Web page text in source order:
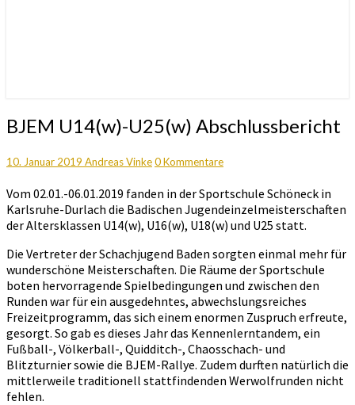
BJEM
U14(w)-
Abschlussbericht
BJEM U14(w)-U25(w) Abschlussbericht
10. Januar 2019 Andreas VinkeKommentare
0 Kommentare
Vom 02.01.-06.01.2019 fanden in der Sportschule Schöneck in
Karlsruhe-Durlach die Badischen Jugendeinzelmeisterschaften
der Altersklassen U14(w), U16(w), U18(w) und U25 statt.
Die Vertreter der Schachjugend Baden sorgten einmal mehr für
wunderschöne Meisterschaften. Die Räume der Sportschule
boten hervorragende Spielbedingungen und zwischen den
Runden war für ein ausgedehntes, abwechslungsreiches
Freizeitprogramm, das sich einem enormen Zuspruch erfreute,
gesorgt. So gab es dieses Jahr das Kennenlerntandem, ein
Fußball-, Völkerball-, Quidditch-, Chaosschach- und
Blitzturnier sowie die BJEM-Rallye. Zudem durften natürlich die
mittlerweile traditionell stattfindenden Werwolfrunden nicht
fehlen.